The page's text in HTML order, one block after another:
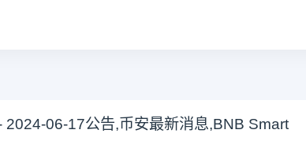
06-17公告,币安最新消息,BNB Smart